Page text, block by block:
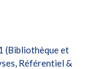
(Bibliothèque et
Référentiel &